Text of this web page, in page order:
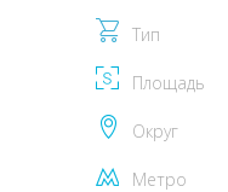
Тип
Площадь
Округ
Метро